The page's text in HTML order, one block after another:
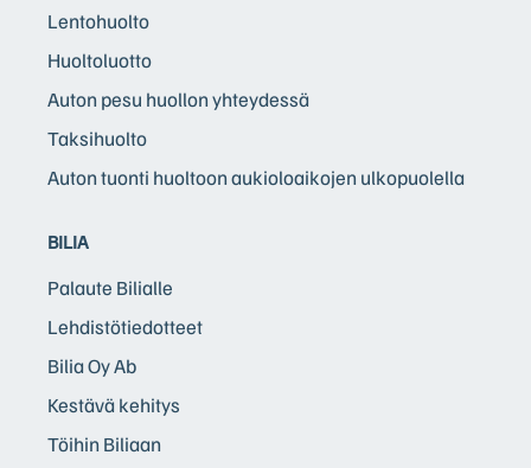
Lentohuolto
Huoltoluotto
Auton pesu huollon yhteydessä
Taksihuolto
Auton tuonti huoltoon aukioloaikojen ulkopuolella
BILIA
Palaute Bilialle
Lehdistötiedotteet
Bilia Oy Ab
Kestävä kehitys
Töihin Biliaan